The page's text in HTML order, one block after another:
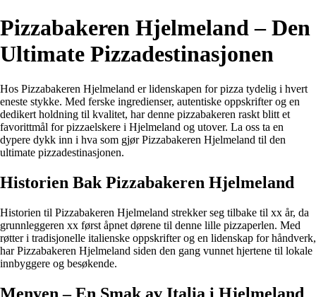
Pizzabakeren Hjelmeland – Den
Ultimate Pizzadestinasjonen
Hos Pizzabakeren Hjelmeland er lidenskapen for pizza tydelig i hvert
eneste stykke. Med ferske ingredienser, autentiske oppskrifter og en
dedikert holdning til kvalitet, har denne pizzabakeren raskt blitt et
favorittmål for pizzaelskere i Hjelmeland og utover. La oss ta en
dypere dykk inn i hva som gjør Pizzabakeren Hjelmeland til den
ultimate pizzadestinasjonen.
Historien Bak Pizzabakeren Hjelmeland
Historien til Pizzabakeren Hjelmeland strekker seg tilbake til xx år, da
grunnleggeren xx først åpnet dørene til denne lille pizzaperlen. Med
røtter i tradisjonelle italienske oppskrifter og en lidenskap for håndverk,
har Pizzabakeren Hjelmeland siden den gang vunnet hjertene til lokale
innbyggere og besøkende.
Menyen – En Smak av Italia i Hjelmeland